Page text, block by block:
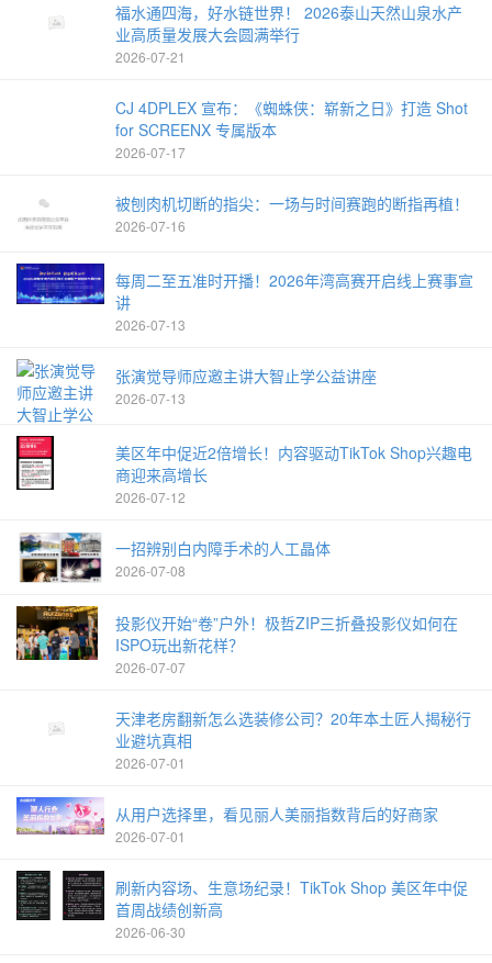
福水通四海，好水链世界！ 2026泰山天然山泉水产
业高质量发展大会圆满举行
2026-07-21
CJ 4DPLEX 宣布：《蜘蛛侠：崭新之日》打造 Shot
for SCREENX 专属版本
2026-07-17
被刨肉机切断的指尖：一场与时间赛跑的断指再植！
2026-07-16
每周二至五准时开播！2026年湾高赛开启线上赛事宣
讲
2026-07-13
张演觉导师应邀主讲大智止学公益讲座
2026-07-13
美区年中促近2倍增长！内容驱动TikTok Shop兴趣电
商迎来高增长
2026-07-12
一招辨别白内障手术的人工晶体
2026-07-08
投影仪开始“卷”户外！极哲ZIP三折叠投影仪如何在
ISPO玩出新花样？
2026-07-07
天津老房翻新怎么选装修公司？20年本土匠人揭秘行
业避坑真相
2026-07-01
从用户选择里，看见丽人美丽指数背后的好商家
2026-07-01
刷新内容场、生意场纪录！TikTok Shop 美区年中促
首周战绩创新高
2026-06-30